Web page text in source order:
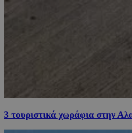
3 τουριστικά χωράφια στην